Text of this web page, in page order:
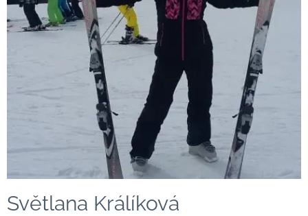
Světlana Králíková